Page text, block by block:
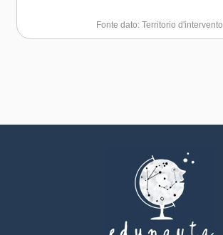
Fonte dato: Territorio d'intervento